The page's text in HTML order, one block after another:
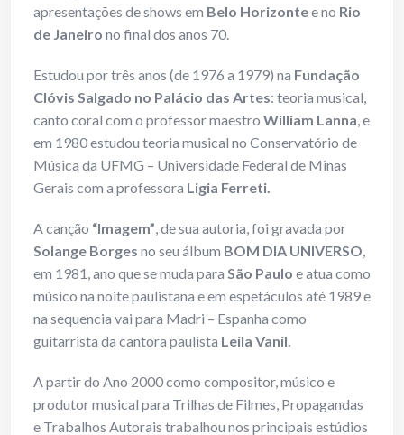
apresentações de shows em Belo Horizontee no Rio
de Janeiro no final dos anos 70.
Estudou por três anos (de 1976 a 1979) na Fundação
Clóvis Salgado no Palácio das Artes: teoria musical,
canto coral com o professor maestro William Lanna, e
em 1980 estudou teoria musical no Conservatório de
Música da UFMG – Universidade Federal de Minas
Gerais com a professora Ligia Ferreti.
A canção “Imagem”, de sua autoria, foi gravada por
Solange Borges no seu álbum BOM DIA UNIVERSO,
em 1981, ano que se muda para São Paulo e atua como
músico na noite paulistana e em espetáculos até 1989 e
na sequencia vai para Madri – Espanha como
guitarrista da cantora paulista Leila Vanil.
A partir do Ano 2000 como compositor, músico e
produtor musical para Trilhas de Filmes, Propagandas
e Trabalhos Autorais trabalhou nos principais estúdios